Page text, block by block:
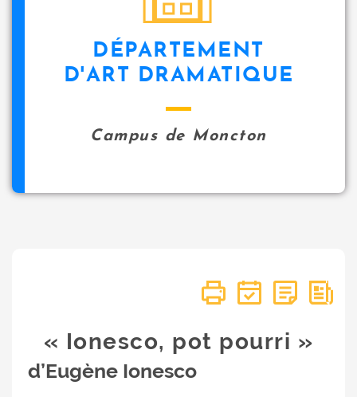
DÉPARTEMENT
D'ART DRAMATIQUE
Campus de Moncton
« Ionesco, pot pourri »
d’Eugène Ionesco